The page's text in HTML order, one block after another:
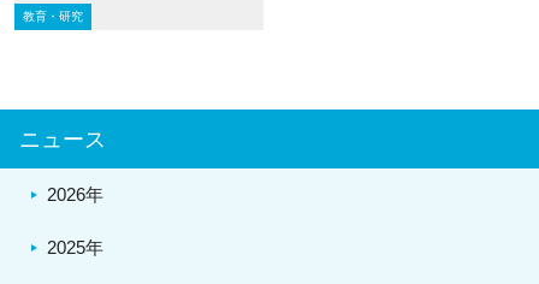
教育・研究
ニュース
2026年
2025年